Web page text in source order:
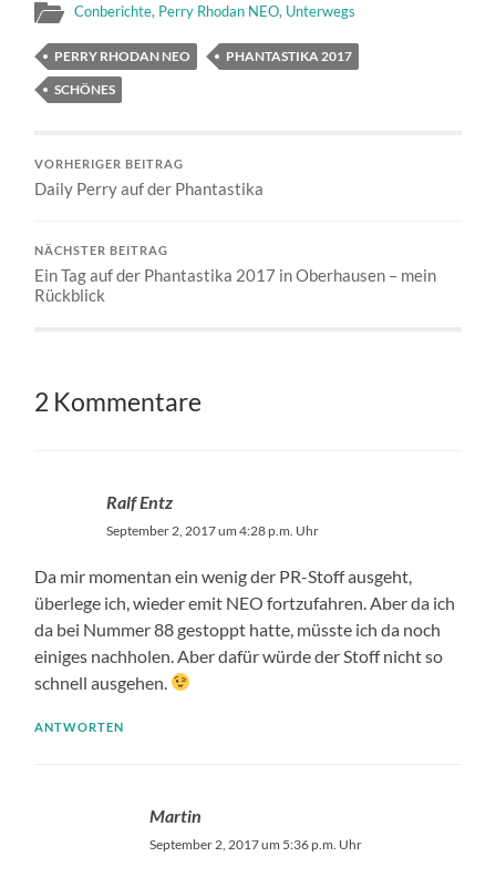
Conberichte, Perry Rhodan NEO, Unterwegs
PERRY RHODAN NEO
PHANTASTIKA 2017
SCHÖNES
VORHERIGER BEITRAG
Daily Perry auf der Phantastika
NÄCHSTER BEITRAG
Ein Tag auf der Phantastika 2017 in Oberhausen – mein
Rückblick
2 Kommentare
Ralf Entz
September 2, 2017 um 4:28 p.m. Uhr
Da mir momentan ein wenig der PR-Stoff ausgeht,
überlege ich, wieder emit NEO fortzufahren. Aber da ich
da bei Nummer 88 gestoppt hatte, müsste ich da noch
einiges nachholen. Aber dafür würde der Stoff nicht so
schnell ausgehen.
ANTWORTEN
Martin
September 2, 2017 um 5:36 p.m. Uhr